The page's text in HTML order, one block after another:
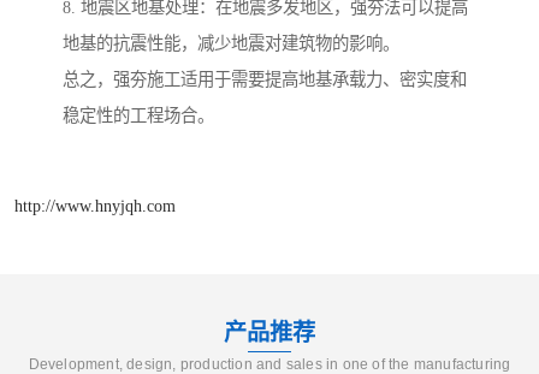
8. 地震区地基处理：在地震多发地区，强夯法可以提高
地基的抗震性能，减少地震对建筑物的影响。
总之，强夯施工适用于需要提高地基承载力、密实度和
稳定性的工程场合。
http://www.hnyjqh.com
产品推荐
Development, design, production and sales in one of the manufacturing